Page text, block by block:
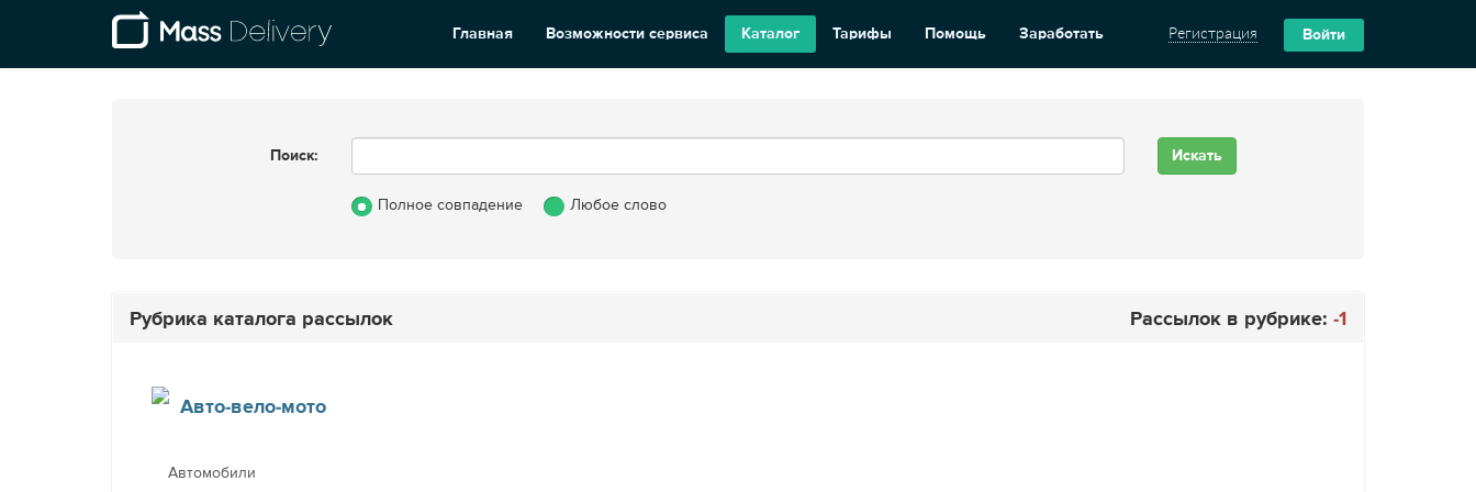
Главная Возможности сервиса Каталог Тарифы Помощь Заработать Регистрация Войти
Поиск:
Полное совпадение Любое слово
Рубрика каталога рассылок Рассылок в рубрике: -1
Авто-вело-мото
Автомобили